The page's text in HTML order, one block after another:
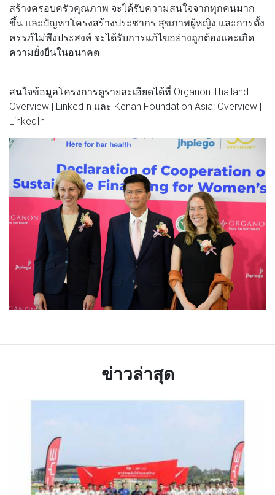
สร้างครอบครัวคุณภาพ จะได้รับความสนใจจากทุกคนมาก
ขึ้น และปัญหาโครงสร้างประชากร สุขภาพผู้หญิง และการตั้ง
ครรภ์ไม่พึงประสงค์ จะได้รับการแก้ไขอย่างถูกต้องและเกิด
ความยั่งยืนในอนาคต
สนใจข้อมูลโครงการดูรายละเอียดได้ที่ Organon Thailand:
Overview | LinkedIn และ Kenan Foundation Asia: Overview |
LinkedIn
ข่าวล่าสุด